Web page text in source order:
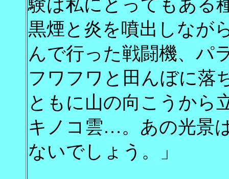
験は私にとってもある
黒煙と炎を噴出しなが
んで行った戦闘機、パ
フワフワと田んぼに落
ともに山の向こうから
キノコ雲…。あの光景
ないでしょう。」